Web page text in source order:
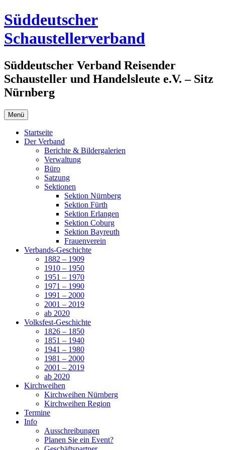
Zum
Inhalt
springen
Süddeutscher
Schaustellerverband
Süddeutscher Verband Reisender
Schausteller und Handelsleute e.V. – Sitz
Nürnberg
Menü
Startseite
Der Verband
Berichte & Bildergalerien
Verwaltung
Büro
Satzung
Sektionen
Sektion Nürnberg
Sektion Fürth
Sektion Erlangen
Sektion Coburg
Sektion Bayreuth
Frauenverein
Verbands-Geschichte
1882 – 1909
1910 – 1950
1951 – 1970
1971 – 1990
1991 – 2000
2001 – 2019
ab 2020
Volksfest-Geschichte
1826 – 1850
1851 – 1940
1941 – 1980
1981 – 2000
2001 – 2019
ab 2020
Kirchweihen
Kirchweihen Nürnberg
Kirchweihen Region
Termine
Info
Ausschreibungen
Planen Sie ein Event?